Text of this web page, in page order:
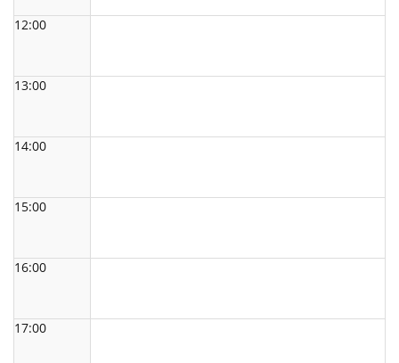
12:00
13:00
14:00
15:00
16:00
17:00